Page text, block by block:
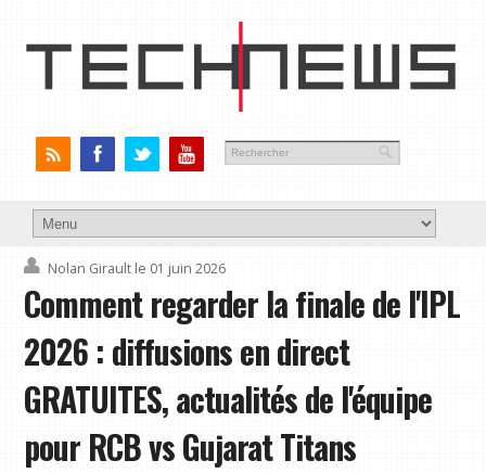
Nolan Girault le 01 juin 2026
Comment regarder la finale de l'IPL
2026 : diffusions en direct
GRATUITES, actualités de l'équipe
pour RCB vs Gujarat Titans